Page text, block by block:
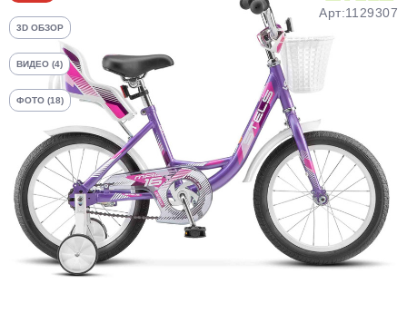
3D ОБЗОР
ВИДЕО (4)
ФОТО (18)
Арт:1129307
Сегодня
25%
Добавляйте товары
в корзину
Оплачивайте сегодня только
25% картой любого банка